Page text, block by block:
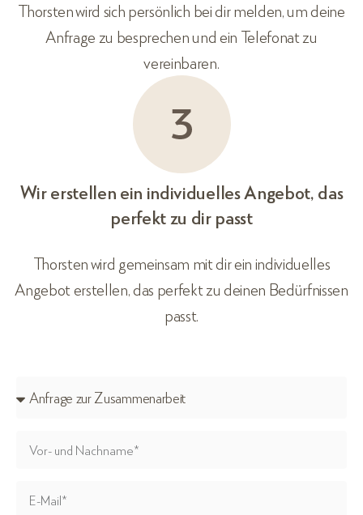
Thorsten wird sich persönlich bei dir melden, um deine
Anfrage zu besprechen und ein Telefonat zu
vereinbaren.
Wir erstellen ein individuelles Angebot, das
perfekt zu dir passt
Thorsten wird gemeinsam mit dir ein individuelles
Angebot erstellen, das perfekt zu deinen Bedürfnissen
passt.